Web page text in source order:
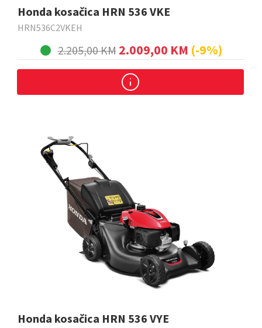
Honda kosačica HRN 536 VKE
HRN536C2VKEH
2.205,00 KM 2.009,00 KM (-9%)
Honda kosačica HRN 536 VYE